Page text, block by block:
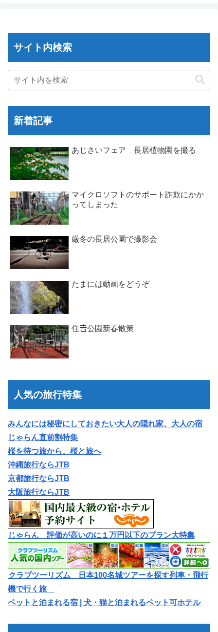
サイト内検索
新着記事
あじさいフェア 長居植物園を撮る
マイクロソフトのサポート詐欺にかか
ってしまった
厳冬の長居公園で撮影会
たまには動画をどうぞ
住𠮷公園新春散策
人気の旅行特集
みんなには秘密にしておきたい大人の隠れ家、大人の宿
じゃらん直前割特集
桜を待つ旅から、桜と旅へ
沖縄旅行ならJTB
京都旅行ならJTB
大阪旅行ならJTB
じゃらん 評価が高いのに１万円以下のプラン大特集
クラブツーリズム 日本100名城ツアーを探す列車・飛行
機で行く旅
ペットと泊まれる宿 | 犬・猫と泊まれるペット可ホテル